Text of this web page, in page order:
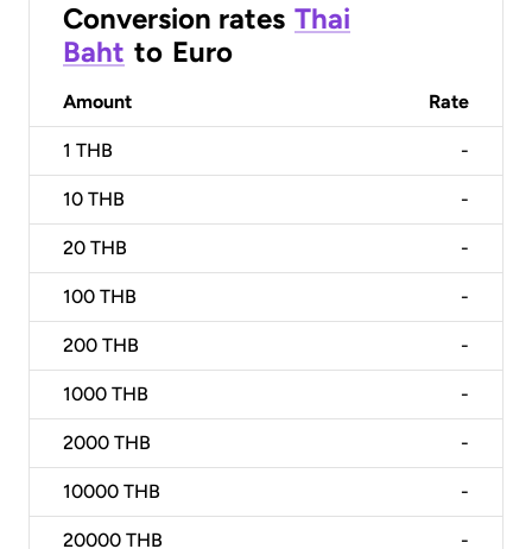
Conversion rates Thai
Baht to Euro
Amount Rate
1 THB -
10 THB -
20 THB -
100 THB -
200 THB -
1000 THB -
2000 THB -
10000 THB -
20000 THB -